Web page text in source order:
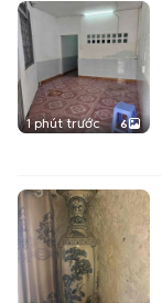
1 phút trước 6